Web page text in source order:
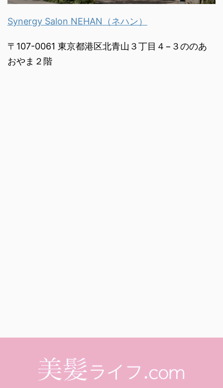
Synergy Salon NEHAN（ネハン）
〒107-0061 東京都港区北青山３丁目４−３ののあ
おやま２階